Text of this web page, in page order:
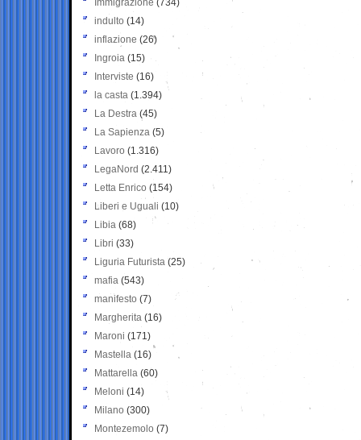
Immigrazione (734)
indulto (14)
inflazione (26)
Ingroia (15)
Interviste (16)
la casta (1.394)
La Destra (45)
La Sapienza (5)
Lavoro (1.316)
LegaNord (2.411)
Letta Enrico (154)
Liberi e Uguali (10)
Libia (68)
Libri (33)
Liguria Futurista (25)
mafia (543)
manifesto (7)
Margherita (16)
Maroni (171)
Mastella (16)
Mattarella (60)
Meloni (14)
Milano (300)
Montezemolo (7)